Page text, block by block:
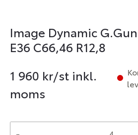
Image Dynamic
E36 C66,46 R12,8
1 960 kr/st inkl.
moms